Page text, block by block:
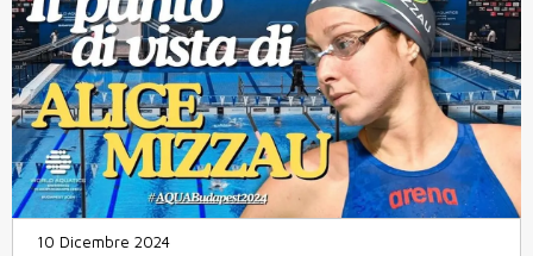
10 Dicembre 2024